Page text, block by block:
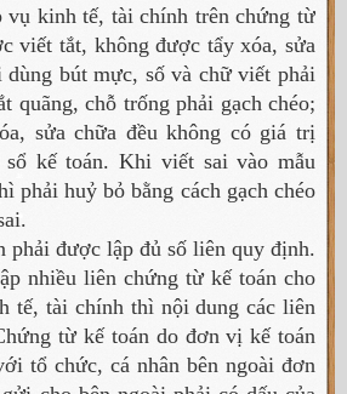
vụ kinh tế, tài chính trên chứng từ
viết tắt, không được tẩy xóa, sửa
bút mực, số và chữ viết phải
quãng, chỗ trống phải gạch chéo;
sửa chữa đều không có giá trị
kế toán. Khi viết sai vào mẫu
phải huỷ bỏ bằng cách gạch chéo
phải được lập đủ số liên quy định.
nhiều liên chứng từ kế toán cho
tế, tài chính thì nội dung các liên
từ kế toán do đơn vị kế toán
tổ chức, cá nhân bên ngoài đơn